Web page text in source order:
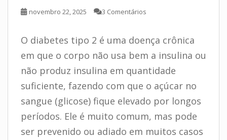
novembro 22, 2025 3 Comentários
O diabetes tipo 2 é uma doença crônica
em que o corpo não usa bem a insulina ou
não produz insulina em quantidade
suficiente, fazendo com que o açúcar no
sangue (glicose) fique elevado por longos
períodos. Ele é muito comum, mas pode
ser prevenido ou adiado em muitos casos